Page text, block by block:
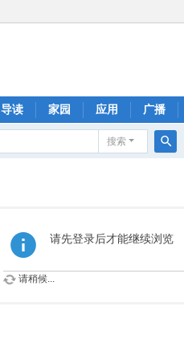
导读 家园 应用 广播
搜索
请先登录后才能继续浏览
请稍候...